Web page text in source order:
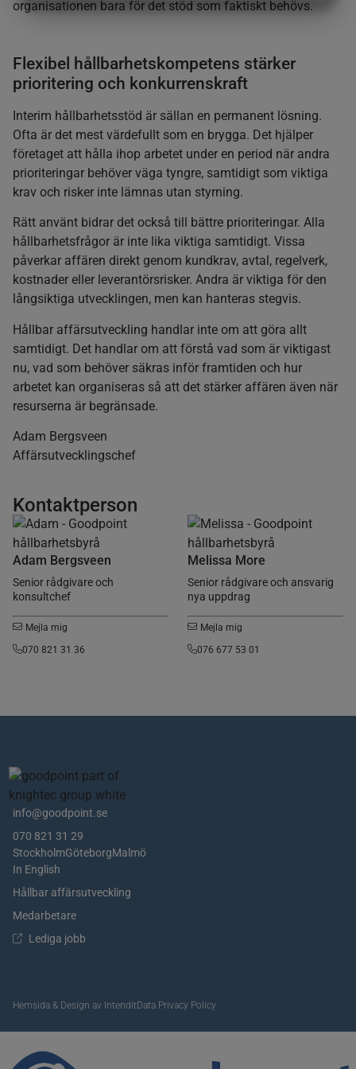
organisationen bara för det stöd som faktiskt behövs.
Flexibel hållbarhetskompetens stärker
prioritering och konkurrenskraft
Interim hållbarhetsstöd är sällan en permanent lösning.
Ofta är det mest värdefullt som en brygga. Det hjälper
företaget att hålla ihop arbetet under en period när andra
prioriteringar behöver väga tyngre, samtidigt som viktiga
krav och risker inte lämnas utan styrning.
Rätt använt bidrar det också till bättre prioriteringar. Alla
hållbarhetsfrågor är inte lika viktiga samtidigt. Vissa
påverkar affären direkt genom kundkrav, avtal, regelverk,
kostnader eller leverantörsrisker. Andra är viktiga för den
långsiktiga utvecklingen, men kan hanteras stegvis.
Hållbar affärsutveckling handlar inte om att göra allt
samtidigt. Det handlar om att förstå vad som är viktigast
nu, vad som behöver säkras inför framtiden och hur
arbetet kan organiseras så att det stärker affären även när
resurserna är begränsade.
Adam Bergsveen
Affärsutvecklingschef
Kontaktperson
Adam Bergsveen
Senior rådgivare och
konsultchef
Mejla mig
070 821 31 36
Melissa More
Senior rådgivare och ansvarig
nya uppdrag
Mejla mig
076 677 53 01
info@goodpoint.se
070 821 31 29
StockholmGöteborgMalmö
In English
Hållbar affärsutveckling
Medarbetare
Lediga jobb
Hemsida & Design av IntenditData Privacy Policy
MARKNADSFÖRING STATISTIK